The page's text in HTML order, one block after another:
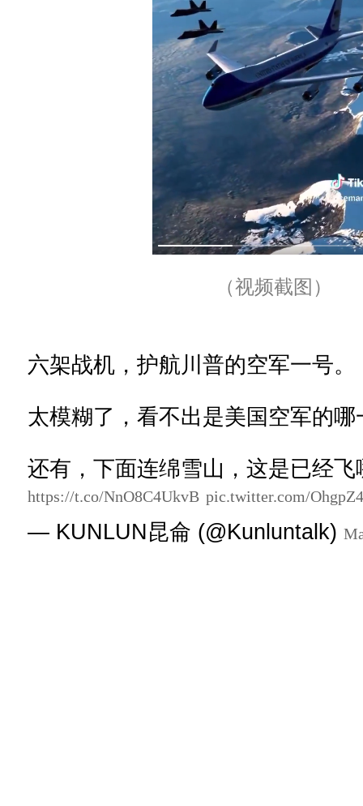
（视频截图）
六架战机，护航川普的空军一号。
太模糊了，看不出是美国空军的哪
还有，下面连绵雪山，这是已经飞
https://t.co/NnO8C4UkvB pic.twitter.com/
— KUNLUN昆侖 (@Kunluntalk)